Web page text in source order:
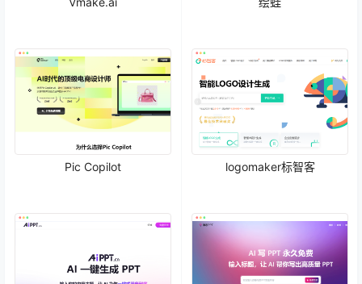
Pic Copilot logomaker标智客